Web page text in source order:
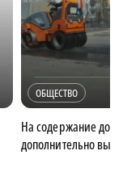
ОБЩЕСТВО
На содержание
дополнительно